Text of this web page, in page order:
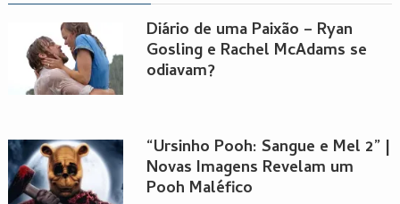
Diário de uma Paixão – Ryan
Gosling e Rachel McAdams se
odiavam?
“Ursinho Pooh: Sangue e Mel 2” |
Novas Imagens Revelam um
Pooh Maléfico